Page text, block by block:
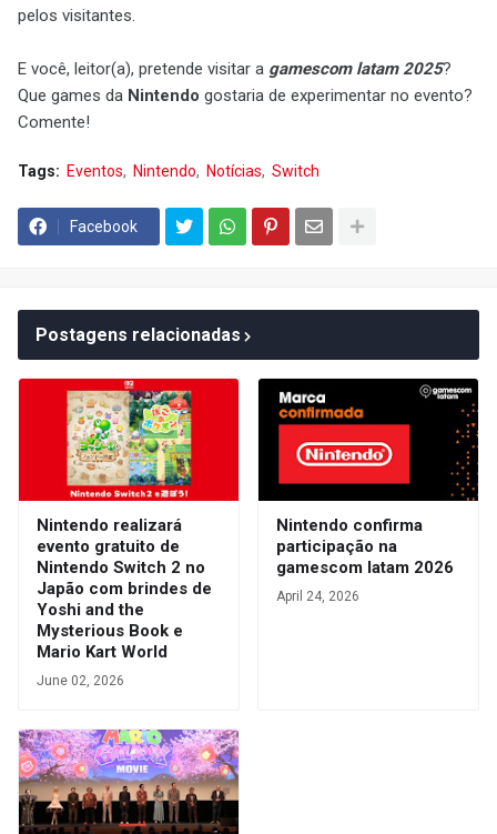
pelos visitantes.
E você, leitor(a), pretende visitar a gamescom latam 2025?
Que games da Nintendo gostaria de experimentar no evento?
Comente!
Tags: Eventos Nintendo Notícias Switch
Facebook
Postagens relacionadas
Nintendo realizará
evento gratuito de
Nintendo Switch 2 no
Japão com brindes de
Yoshi and the
Mysterious Book e
Mario Kart World
June 02, 2026
Nintendo confirma
participação na
gamescom latam 2026
April 24, 2026